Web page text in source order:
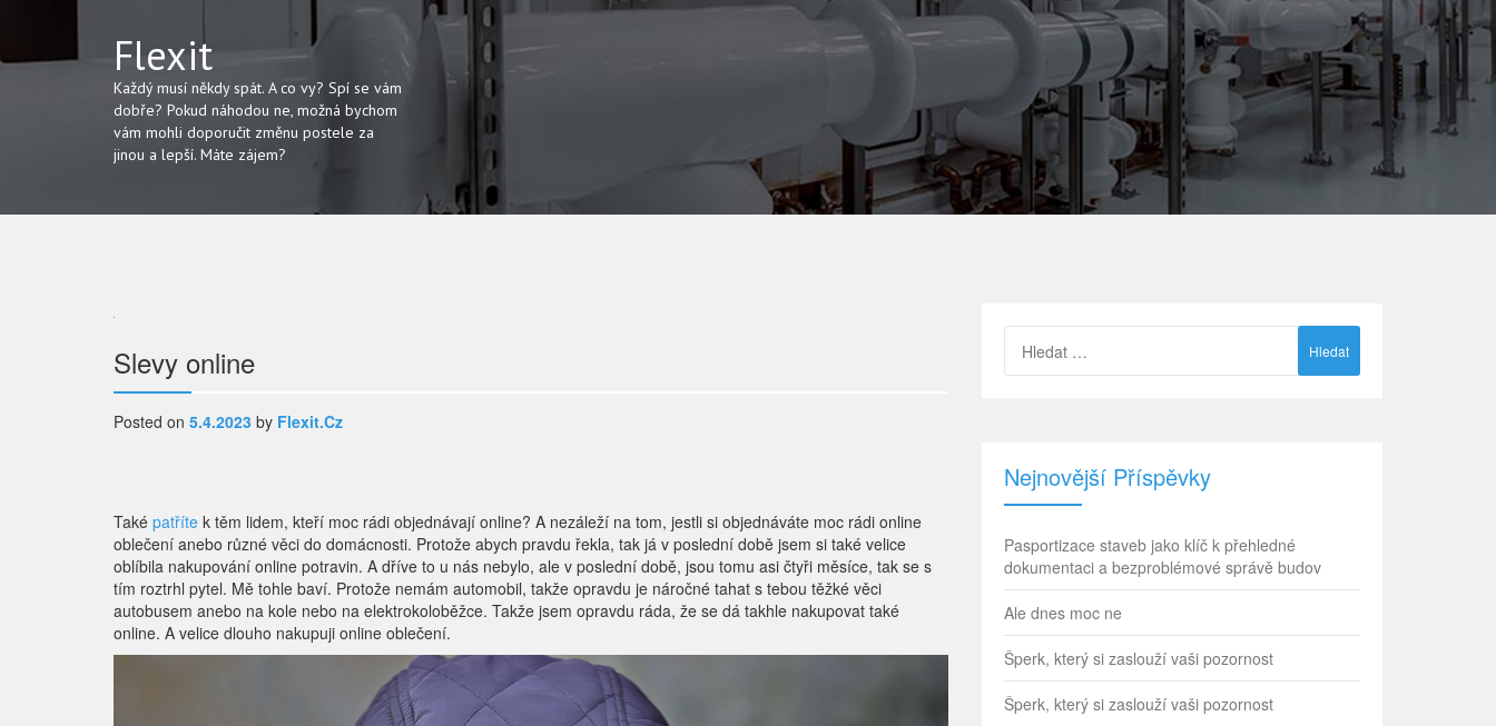
Flexit
Každý musí někdy spát. A co vy? Spí se vám
dobře? Pokud náhodou ne, možná bychom
vám mohli doporučit změnu postele za
jinou a lepší. Máte zájem?
Slevy online
Posted on 5.4.2023 by Flexit.cz
Také patříte k těm lidem, kteří moc rádi objednávají online? A nezáleží na tom, jestli si objednáváte moc rádi online
oblečení anebo různé věci do domácnosti. Protože abych pravdu řekla, tak já v poslední době jsem si také velice
oblíbila nakupování online potravin. A dříve to u nás nebylo, ale v poslední době, jsou tomu asi čtyři měsíce, tak se s
tím roztrhl pytel. Mě tohle baví. Protože nemám automobil, takže opravdu je náročné tahat s tebou těžké věci
autobusem anebo na kole nebo na elektrokoloběžce. Takže jsem opravdu ráda, že se dá takhle nakupovat také
online. A velice dlouho nakupuji online oblečení.
Navigace
pro
příspěvek
Nejnovější Příspěvky
Pasportizace staveb jako klíč k přehledné
dokumentaci a bezproblémové správě budov
Ale dnes moc ne
Šperk, který si zaslouží vaši pozornost
Šperk, který si zaslouží vaši pozornost